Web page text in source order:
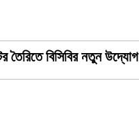
তৈরিতে বিসিবির নতুন উদ্যোগ